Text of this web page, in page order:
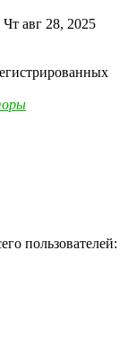
авг 28, 2025
пользователей: